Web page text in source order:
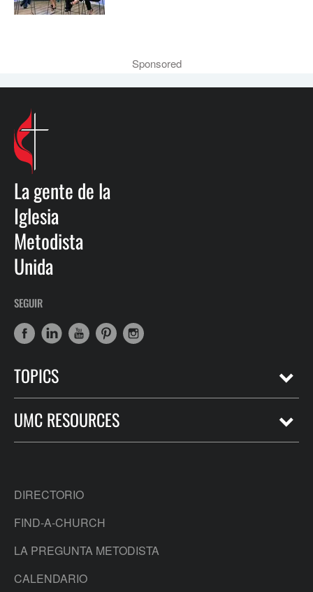
Sponsored
La gente de la
Iglesia
Metodista
Unida
SEGUIR
TOPICS
UMC RESOURCES
DIRECTORIO
FIND-A-CHURCH
LA PREGUNTA METODISTA
CALENDARIO